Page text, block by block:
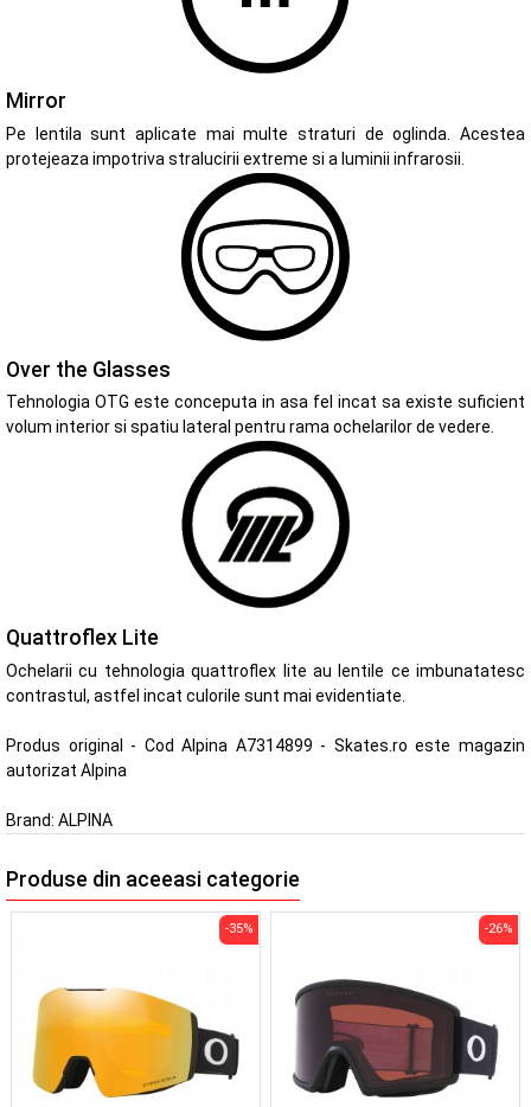
Mirror
Pe lentila sunt aplicate mai multe straturi de oglinda. Acestea
protejeaza impotriva stralucirii extreme si a luminii infrarosii.
Over the Glasses
Tehnologia OTG este conceputa in asa fel incat sa existe suficient
volum interior si spatiu lateral pentru rama ochelarilor de vedere.
Quattroflex Lite
Ochelarii cu tehnologia quattroflex lite au lentile ce imbunatatesc
contrastul, astfel incat culorile sunt mai evidentiate.
Produs original - Cod Alpina A7314899 - Skates.ro este magazin
autorizat Alpina
Brand: ALPINA
Produse din aceeasi categorie
-35% -26%